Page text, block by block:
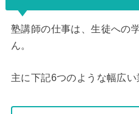
塾講師の仕事は、生徒への
ん。
主に下記6つのような幅広い